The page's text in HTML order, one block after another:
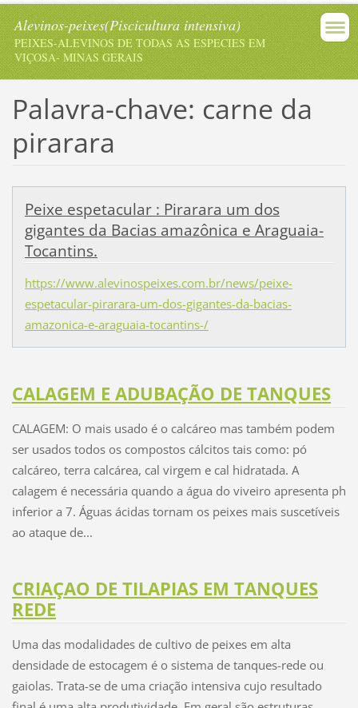
Alevinos-peixes(Piscicultura intensiva)
PEIXES-ALEVINOS DE TODAS AS ESPECIES EM
VIÇOSA- MINAS GERAIS
Palavra-chave: carne da
pirarara
Peixe espetacular : Pirarara um dos
gigantes da Bacias amazônica e Araguaia-
Tocantins.
https://www.alevinospeixes.com.br/news/peixe-
espetacular-pirarara-um-dos-gigantes-da-bacias-
amazonica-e-araguaia-tocantins-/
CALAGEM E ADUBAÇÃO DE TANQUES
CALAGEM: O mais usado é o calcáreo mas também podem
ser usados todos os compostos cálcitos tais como: pó
calcáreo, terra calcárea, cal virgem e cal hidratada. A
calagem é necessária quando a água do viveiro apresenta ph
inferior a 7. Águas ácidas tornam os peixes mais suscetíveis
ao ataque de...
CRIAÇAO DE TILAPIAS EM TANQUES
REDE
Uma das modalidades de cultivo de peixes em alta
densidade de estocagem é o sistema de tanques-rede ou
gaiolas. Trata-se de uma criação intensiva cujo resultado